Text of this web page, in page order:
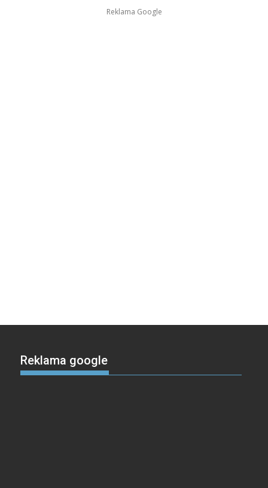
Reklama Google
Reklama google